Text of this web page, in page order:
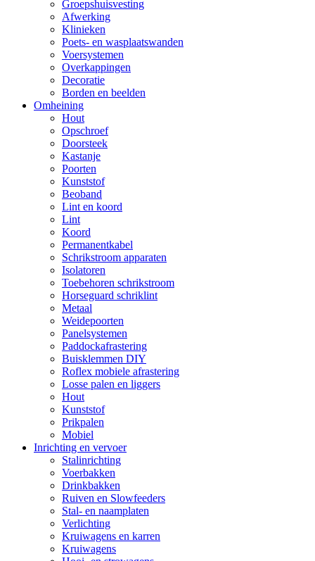
Groepshuisvesting
Afwerking
Klinieken
Poets- en wasplaatswanden
Voersystemen
Overkappingen
Decoratie
Borden en beelden
Omheining
Hout
Opschroef
Doorsteek
Kastanje
Poorten
Kunststof
Beoband
Lint en koord
Lint
Koord
Permanentkabel
Schrikstroom apparaten
Isolatoren
Toebehoren schrikstroom
Horseguard schriklint
Metaal
Weidepoorten
Panelsystemen
Paddockafrastering
Buisklemmen DIY
Roflex mobiele afrastering
Losse palen en liggers
Hout
Kunststof
Prikpalen
Mobiel
Inrichting en vervoer
Stalinrichting
Voerbakken
Drinkbakken
Ruiven en Slowfeeders
Stal- en naamplaten
Verlichting
Kruiwagens en karren
Kruiwagens